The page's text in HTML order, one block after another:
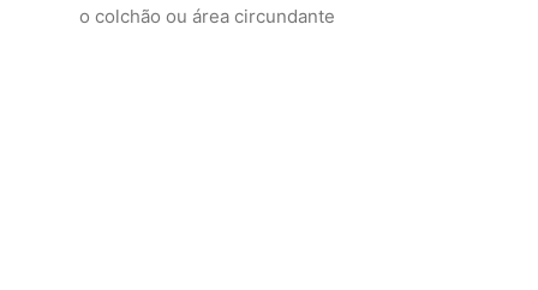
o colchão ou área circundante